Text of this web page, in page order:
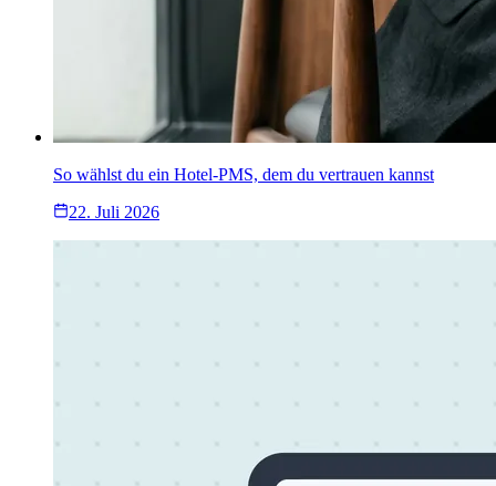
So wählst du ein Hotel-PMS, dem du vertrauen kannst
22. Juli 2026